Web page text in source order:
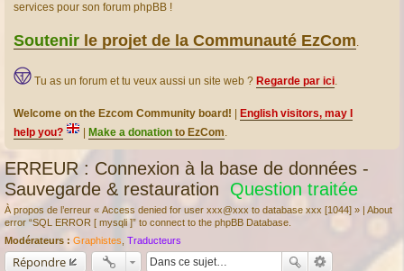
services pour son forum phpBB !
Soutenir le projet de la Communauté EzCom.
Tu as un forum et tu veux aussi un site web ? Regarde par ici.
Welcome on the Ezcom Community board!
English visitors, may I
help you?
Make a donation to EzCom.
ERREUR : Connexion à la base de données -
Sauvegarde & restauration
Question traitée
À propos de l’erreur « Access denied for user xxx@xxx to database xxx [1044] » | About
error “SQL ERROR [ mysqli ]” to connect to the phpBB Database.
Modérateurs : Graphistes Traducteurs
Répondre